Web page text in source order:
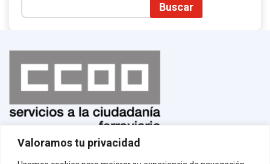
Valoramos tu privacidad
Buscar
Normas de uso